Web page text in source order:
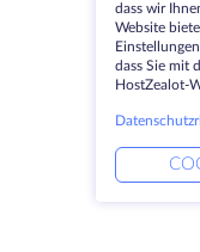
dass wir
Website
dass Sie mit
HostZealot-